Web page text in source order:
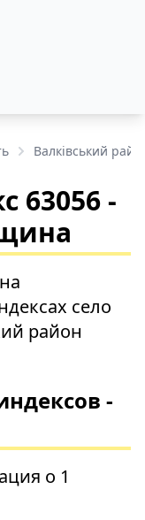
Валківський
63056 -
село
район
-
о 1